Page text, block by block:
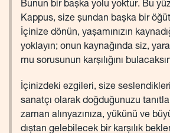
Bunun bir başka yolu yoktur. Bu
Kappus, size şundan başka bir
İçinize dönün, yaşamınızın
yoklayın; onun kaynağında siz,
mu sorusunun karşılığını
İçinizdeki ezgileri, size
sanatçı olarak doğduğunuzu
zaman alınyazınıza, yükünü ve
dıştan gelebilecek bir karşılık